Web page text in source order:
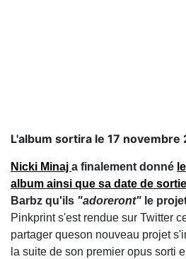
L'album sortira le 17 novembre
Nicki Minaj a finalement donné
album ainsi que sa date de sortie
Barbz qu'ils "adoreront" le
Pinkprint s'est rendue sur Twitter
partager queson nouveau projet
la suite de son premier opus sorti